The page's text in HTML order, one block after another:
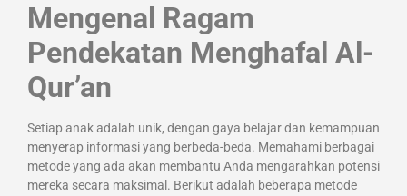
Mengenal Ragam
Pendekatan Menghafal Al-
Qur’an
Setiap anak adalah unik, dengan gaya belajar dan kemampuan
menyerap informasi yang berbeda-beda. Memahami berbagai
metode yang ada akan membantu Anda mengarahkan potensi
mereka secara maksimal. Berikut adalah beberapa metode